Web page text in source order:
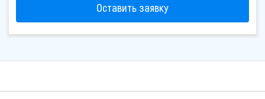
Оставить заявку